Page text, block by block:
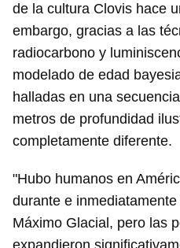
de la cultura Clovis hace
embargo, gracias a las
radiocarbono y
modelado de edad
halladas en una
metros de profundidad
completamente diferente.
"Hubo humanos en
durante e
Máximo Glacial, pero las